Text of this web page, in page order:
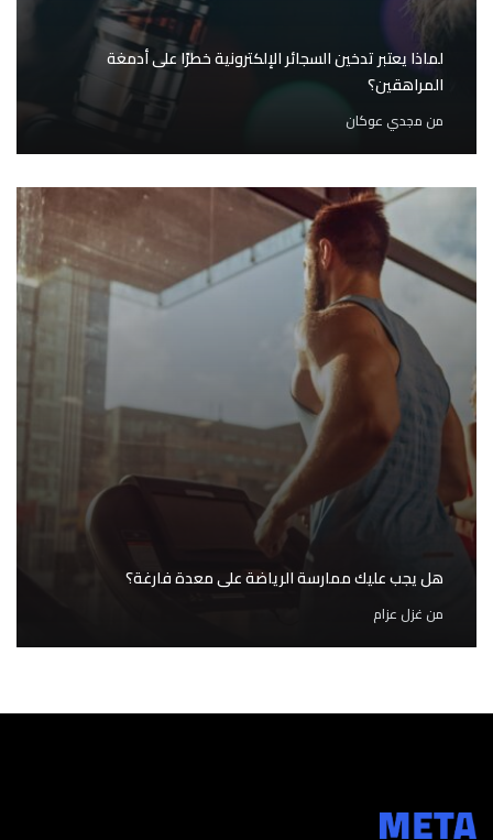
لماذا يعتبر تدخين السجائر الإلكترونية خطرًا على أدمغة
المراهقين؟
من مجدي عوكان
هل يجب عليك ممارسة الرياضة على معدة فارغة؟
من غزل عزام